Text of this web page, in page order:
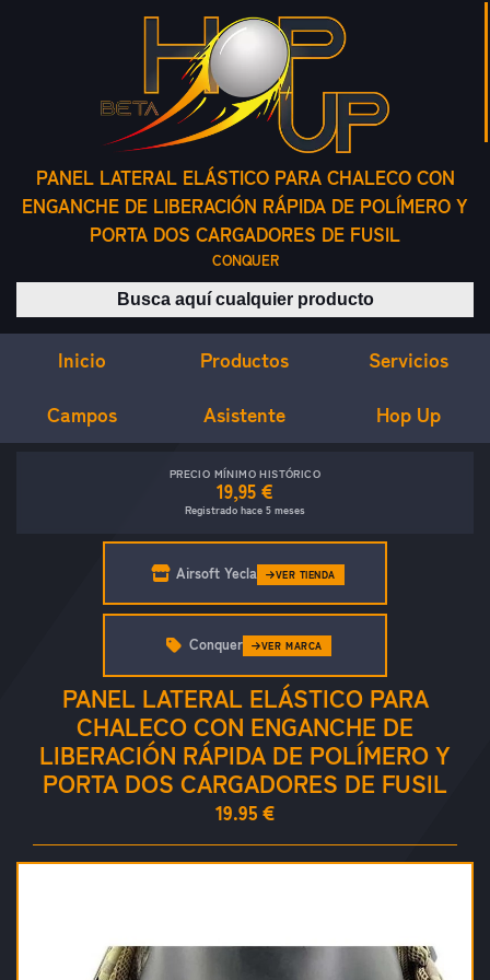
PANEL LATERAL ELÁSTICO PARA CHALECO CON
ENGANCHE DE LIBERACIÓN RÁPIDA DE POLÍMERO Y
PORTA DOS CARGADORES DE FUSIL
CONQUER
Buscar productos
Inicio Productos Servicios
Campos Asistente Hop Up
PRECIO MÍNIMO HISTÓRICO
19,95 €
Registrado hace 5 meses
Airsoft Yecla VER TIENDA
PANEL LATERAL ELÁSTICO PARA
CHALECO CON ENGANCHE DE
LIBERACIÓN RÁPIDA DE POLÍMERO Y
PORTA DOS CARGADORES DE FUSIL
19.95 €
Conquer VER MARCA